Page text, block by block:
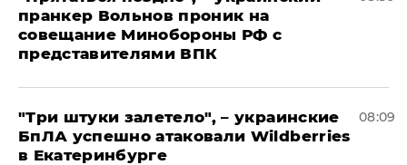
пранкер Вольнов проник на
совещание Минобороны РФ с
представителями ВПК
"Три штуки залетело", – украинские
БпЛА успешно атаковали Wildberries
в Екатеринбурге
08:09